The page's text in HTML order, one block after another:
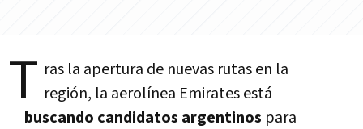
T ras la apertura de nuevas rutas en la
región, la aerolí­nea Emirates está
buscando candidatos argentinos para